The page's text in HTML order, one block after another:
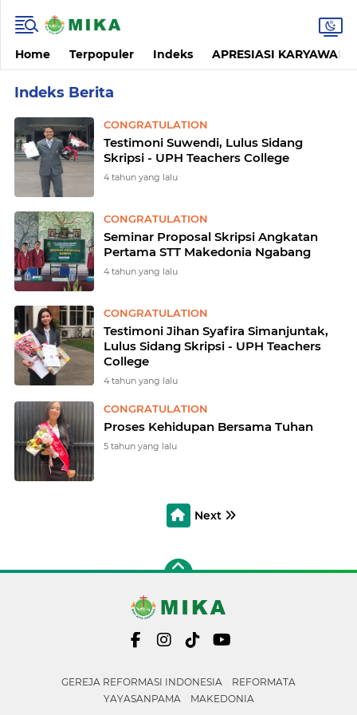
Home Terpopuler Indeks APRESIASI KARYAWAN
CONGRATULATION
Testimoni Suwendi, Lulus Sidang
Skripsi - UPH Teachers College
4 tahun yang lalu
CONGRATULATION
Seminar Proposal Skripsi Angkatan
Pertama STT Makedonia Ngabang
4 tahun yang lalu
CONGRATULATION
Testimoni Jihan Syafira Simanjuntak,
Lulus Sidang Skripsi - UPH Teachers
College
4 tahun yang lalu
CONGRATULATION
Proses Kehidupan Bersama Tuhan
5 tahun yang lalu
Next
GEREJA REFORMASI INDONESIA
REFORMATA
YAYASANPAMA
MAKEDONIA